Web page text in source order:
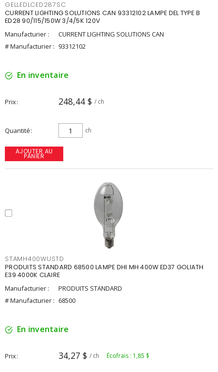
GELLEDLCED287SC
CURRENT LIGHTING SOLUTIONS CAN 93312102 LAMPE DEL TYPE B
ED28 90/115/150W 3/4/5K 120V
Manufacturier :
CURRENT LIGHTING SOLUTIONS CAN
# Manufacturier : 93312102
En inventaire
Prix 248,44 $ / ch
Quantité ch
AJOUTER AU
PANIER
STAMH400WUSTD
PRODUITS STANDARD 68500 LAMPE DHI MH 400W ED37 GOLIATH
E39 4000K CLAIRE
Manufacturier :
PRODUITS STANDARD
# Manufacturier : 68500
En inventaire
Prix 34,27 $ / ch Écofrais : 1,85 $